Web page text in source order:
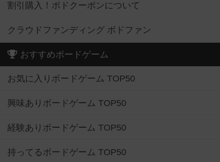
割引購入！ボドクーポンについて
クラウドファンディング ボドファン
おすすめボードゲーム
お気に入りボードゲーム TOP50
興味ありボードゲーム TOP50
経験ありボードゲーム TOP50
持ってるボードゲーム TOP50